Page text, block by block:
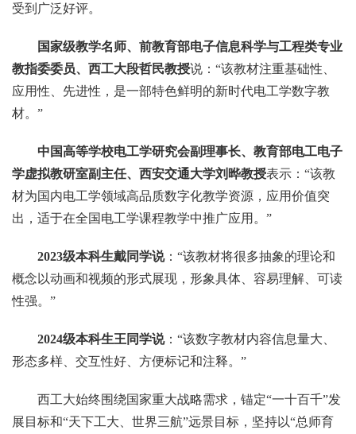
受到广泛好评。
国家级教学名师、前教育部电子信息科学与工程类专业
教指委委员、西工大段哲民教授说：“该教材注重基础性、
应用性、先进性，是一部特色鲜明的新时代电工学数字教
材。”
中国高等学校电工学研究会副理事长、教育部电工电子
学虚拟教研室副主任、西安交通大学刘晔教授表示：“该教
材为国内电工学领域高品质数字化教学资源，应用价值突
出，适于在全国电工学课程教学中推广应用。”
2023级本科生戴同学说：“该教材将很多抽象的理论和
概念以动画和视频的形式展现，形象具体、容易理解、可读
性强。”
2024级本科生王同学说：“该数字教材内容信息量大、
形态多样、交互性好、方便标记和注释。”
西工大始终围绕国家重大战略需求，锚定“一十百千”发
展目标和“天下工大、世界三航”远景目标，坚持以“总师育